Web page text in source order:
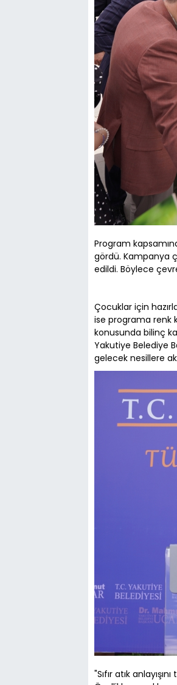
Program
gördü. Kampanya
edildi. Böylece
Çocuklar için
ise programa renk
konusunda bilinç
Yakutiye Belediye
gelecek nesillere
"Sıfır atık